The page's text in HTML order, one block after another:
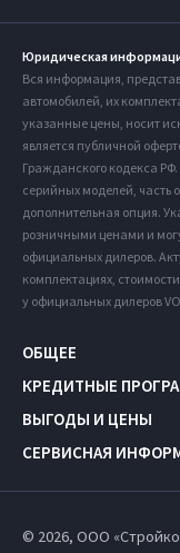
Юридическая
Вся информация,
автомобилей, их
указанные цены, носит
является публичной
Гражданского кодекса
серийных моделей, часть
дополнительная опция.
розничными ценами и
официальных дилеров.
комплектациях,
у официальных дилеров
ОБЩЕЕ
КРЕДИТНЫЕ
ВЫГОДЫ И ЦЕНЫ
СЕРВИСНАЯ
© 2026, ООО